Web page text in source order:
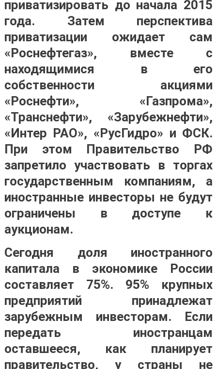
приватизировать до начала 2015
года. Затем перспектива
приватизации ожидает сам
«Роснефтегаз», вместе с
находящимися в его
собственности акциями
«Роснефти», «Газпрома»,
«Транснефти», «Зарубежнефти»,
«Интер РАО», «РусГидро» и ФСК.
При этом Правительство РФ
запретило участвовать в торгах
государственным компаниям, а
иностранные инвесторы не будут
ограничены в доступе к
аукционам.
Сегодня доля иностранного
капитала в экономике России
составляет 75%. 95% крупных
предприятий принадлежат
зарубежным инвесторам. Если
передать иностранцам
оставшееся, как планирует
правительство, у страны не